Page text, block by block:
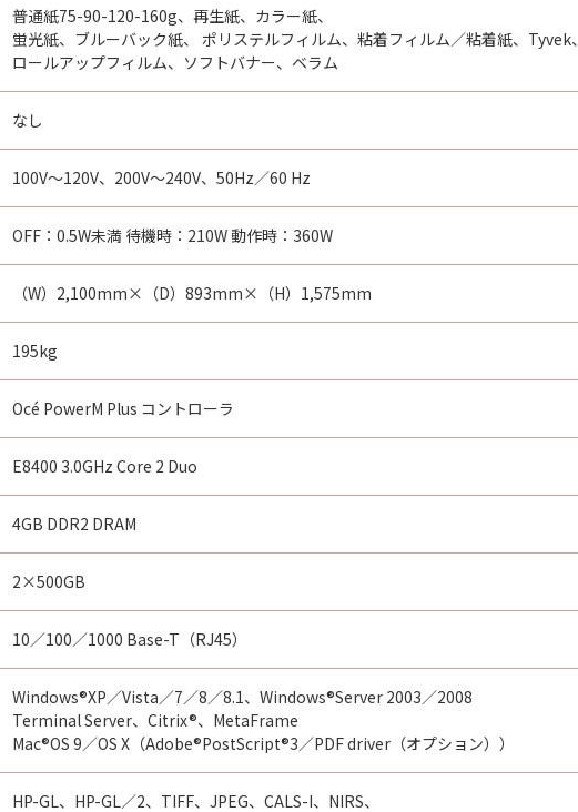
普通紙75-90-120-160g、再生紙、カラー紙、
蛍光紙、ブルーバック紙、 ポリステルフィルム、粘着フィルム／粘着紙、Tyvek、
ロールアップフィルム、ソフトバナー、ベラム
なし
100V～120V、200V～240V、50Hz／60 Hz
OFF：0.5W未満 待機時：210W 動作時：360W
（W）2,100mm×（D）893mm×（H）1,575mm
195kg
Océ PowerM Plus コントローラ
E8400 3.0GHz Core 2 Duo
4GB DDR2 DRAM
2×500GB
10／100／1000 Base-T（RJ45）
Windows®XP／Vista／7／8／8.1、Windows®Server 2003／2008
Terminal Server、Citrix®、MetaFrame
Mac®OS 9／OS X（Adobe®PostScript®3／PDF driver（オプション））
HP-GL、HP-GL／2、TIFF、JPEG、CALS-I、NIRS、